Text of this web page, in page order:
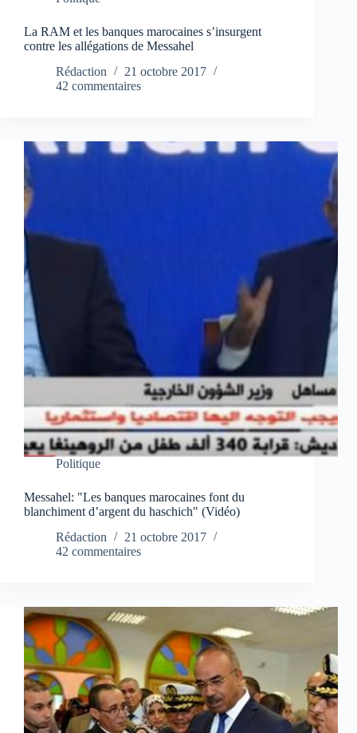
La RAM et les banques marocaines s’insurgent
contre les allégations de Messahel
Rédaction
21 octobre 2017
42 commentaires
Politique
Messahel: "Les banques marocaines font du
blanchiment d’argent du haschich" (Vidéo)
Rédaction
21 octobre 2017
42 commentaires